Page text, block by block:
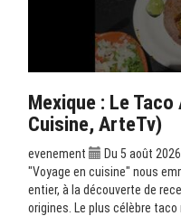
Mexique : Le
Cuisine, ArteTv)
evenement
Du 5 août
"Voyage en cuisine" nous
entier, à la découverte de
origines. Le plus célèbre